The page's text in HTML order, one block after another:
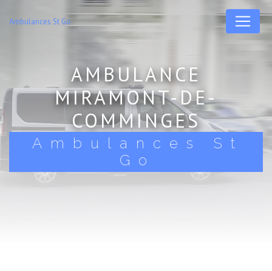
Ambulances St Go
AMBULANCE
MIRAMONT-DE-
COMMINGES
Ambulances St
Go
Panneau de gestion des cookies